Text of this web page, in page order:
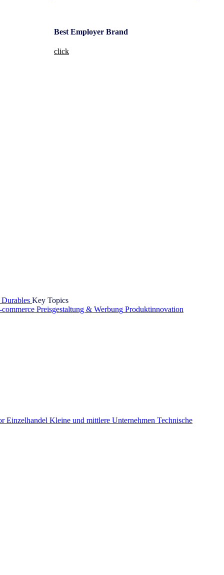
Best Employer Brand
click
Key Topics
Preisgestaltung & Werbung Produktinnovation
Einzelhandel Kleine und mittlere Unternehmen Technische